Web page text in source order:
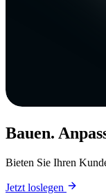
Bauen.
Bieten Sie Ihren
Jetzt loslegen